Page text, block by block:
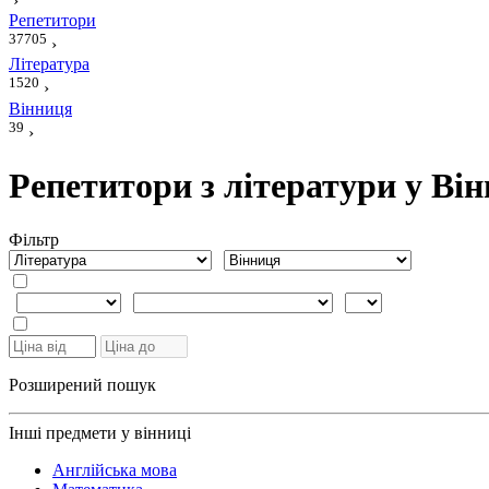
Репетитори
37705 ›
Література
1520 ›
Вінниця
39 ›
Репетитори з літератури у
Фiльтр
Розширений пошук
Інші предмети у вінниці
Англійська мова